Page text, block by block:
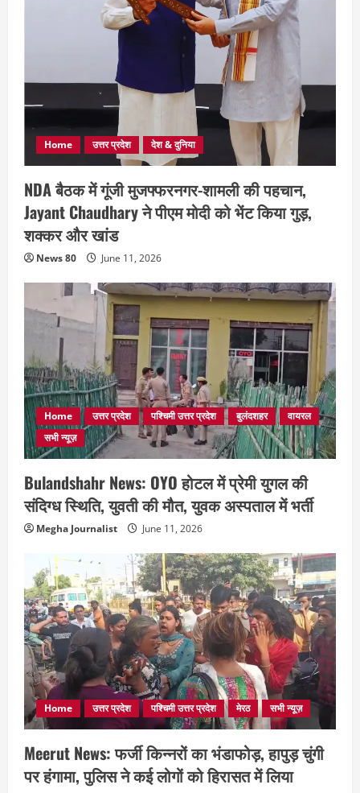
Home उत्तर प्रदेश देश & दुनिया
NDA बैठक में गूंजी मुजफ्फरनगर-शामली की पहचान,
Jayant Chaudhary ने पीएम मोदी को भेंट किया गुड़,
शक्कर और खांड
News 80 June 11, 2026
Home उत्तर प्रदेश पश्चिमी उत्तर प्रदेश बुलंदशहर
वायरल
सभी न्यूज़
Bulandshahr News: OYO होटल में प्रेमी युगल की
संदिग्ध स्थिति, युवती की मौत, युवक अस्पताल में भर्ती
Megha Journalist June 11, 2026
Home उत्तर प्रदेश पश्चिमी उत्तर प्रदेश मेरठ सभी न्यूज़
Meerut News: फर्जी किन्नरों का भंडाफोड़, हापुड़ चुंगी
पर हंगामा, पुलिस ने कई लोगों को हिरासत में लिया